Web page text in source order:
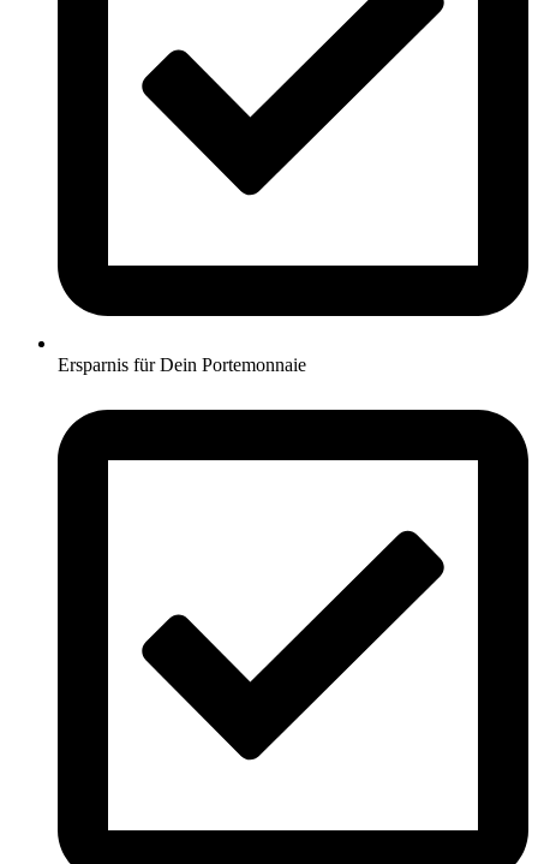
Ersparnis für Dein Portemonnaie